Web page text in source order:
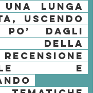
una lunga
uscendo
dagli
della
e